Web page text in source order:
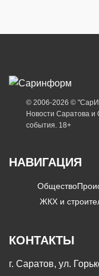
© 2006-2026 ©
Новости Саратова и
события. 18+
НАВИГАЦИЯ
Общество
ЖКХ и
КОНТАКТЫ
г. Саратов, ул.